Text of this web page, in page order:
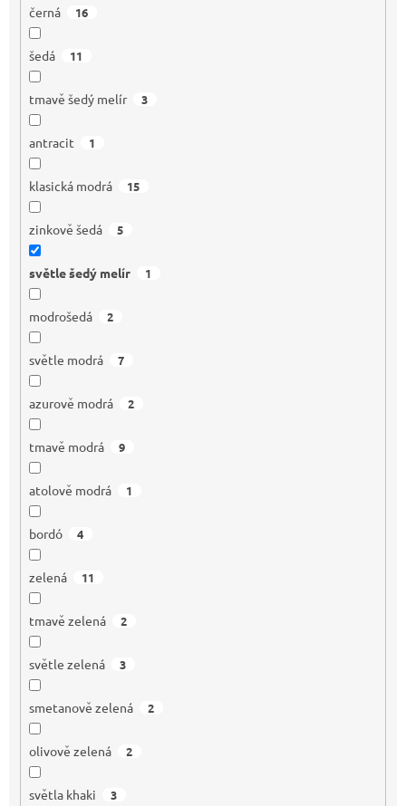
černá 16
šedá 11
tmavě šedý melír 3
antracit 1
klasická modrá 15
zinkově šedá 5
světle šedý melír 1
modrošedá 2
světle modrá 7
azurově modrá 2
tmavě modrá 9
atolově modrá 1
bordó 4
zelená 11
tmavě zelená 2
světle zelená 3
smetanově zelená 2
olivově zelená 2
světla khaki 3